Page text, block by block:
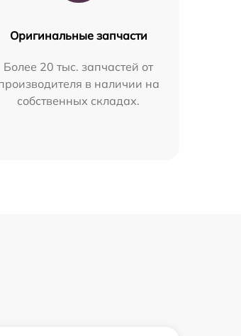
Оригинальные запчасти
Более 20 тыс. запчастей от
в наличии на
собственных складах.